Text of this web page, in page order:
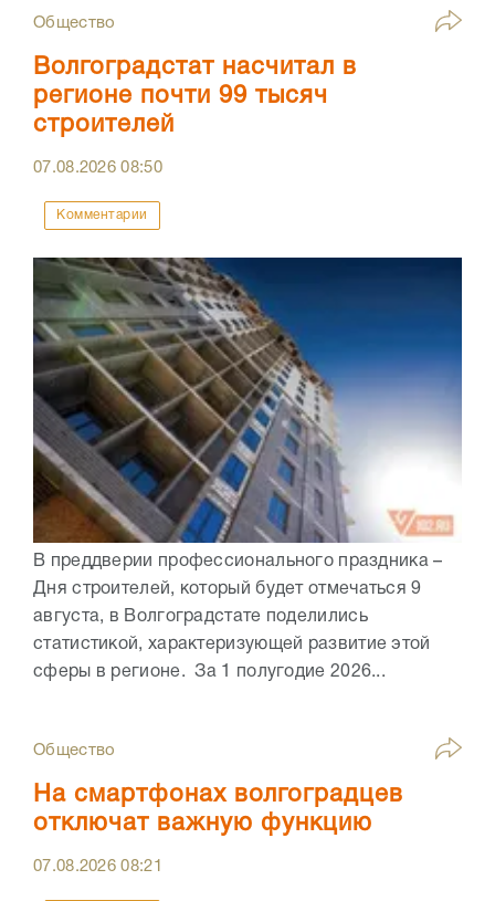
Общество
Волгоградстат насчитал в
регионе почти 99 тысяч
строителей
07.08.202608:50
Комментарии
В преддверии профессионального праздника –
Дня строителей, который будет отмечаться 9
августа, в Волгоградстате поделились
статистикой, характеризующей развитие этой
сферы в регионе. За 1 полугодие 2026...
Общество
На смартфонах волгоградцев
отключат важную функцию
07.08.202608:21